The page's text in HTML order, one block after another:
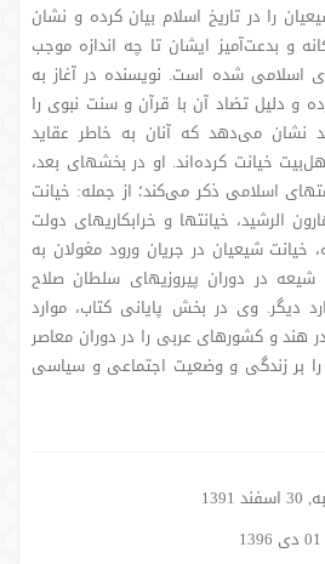
را در تاریخ اسلام بیان کرده و نشان
و بدعت‌آمیز ایشان تا چه اندازه موجب
اسلامی شده است. نویسنده در آغاز به
و دلیل تضاد آن با قرآن و سنت نبوی را
می‌دهد که آنان به خاطر عقاید
خیانت کرده‌اند. او در بخشهای بعد،
اسلامی ذکر می‌کند؛ از جمله: خیانت
الرشید، خیانتها و خرابکاریهای دولت
خیانت شیعیان در جریان ورود مغولان به
شیعه در دوران پیروزیهای سلطان صلاح
دیگر. وی در بخش پایانی کتاب، موارد
هند و کشورهای عربی را در دوران معاصر
را بر زندگی و وضعیت اجتماعی و سیاسی